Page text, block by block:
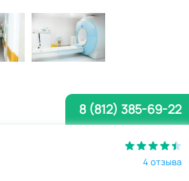
8 (812) 385-69-22
4 отзыва